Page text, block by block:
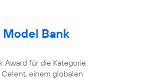
Bank
Award für die Kategorie
einem globalen